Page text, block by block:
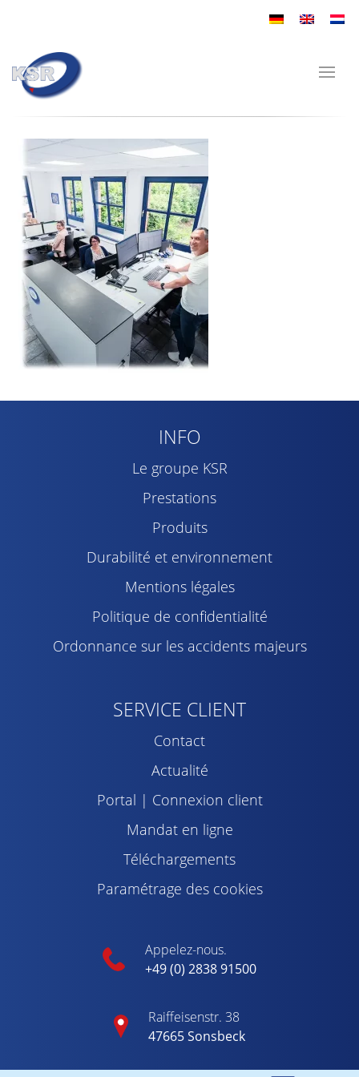
INFO
Le groupe KSR
Prestations
Produits
Durabilité et environnement
Mentions légales
Politique de confidentialité
Ordonnance sur les accidents majeurs
SERVICE CLIENT
Contact
Actualité
Portal | Connexion client
Mandat en ligne
Téléchargements
Paramétrage des cookies
Appelez-nous.
+49 (0) 2838 91500
Raiffeisenstr. 38
47665 Sonsbeck